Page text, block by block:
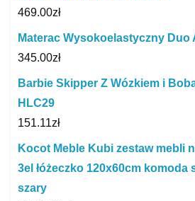
469.00zł
Materac Wysokoelastyczny Duo
345.00zł
Barbie Skipper Z Wózkiem i
HLC29
151.11zł
Kocot Meble Kubi zestaw mebli
3el łóżeczko 120x60cm komoda
szary